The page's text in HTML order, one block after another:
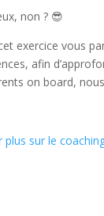
non ? 😎
exercice vous
afin
on board,
plus sur le